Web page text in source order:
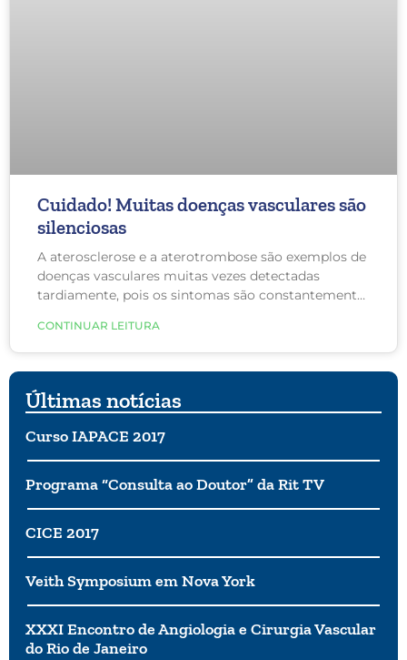
Cuidado! Muitas doenças vasculares são
silenciosas
A aterosclerose e a aterotrombose são exemplos de
doenças vasculares muitas vezes detectadas
tardiamente, pois os sintomas são constantemente
CONTINUAR LEITURA
Últimas notícias
Curso IAPACE 2017
Programa “Consulta ao Doutor” da Rit TV
CICE 2017
Veith Symposium em Nova York
XXXI Encontro de Angiologia e Cirurgia Vascular
do Rio de Janeiro